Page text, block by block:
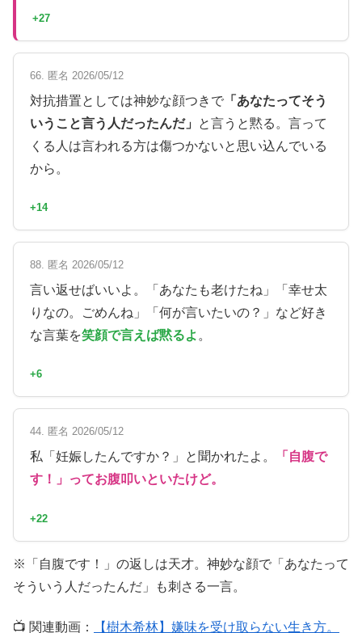
+27
66. 匿名 2026/05/12
対抗措置としては神妙な顔つきで 「あなたってそう
いうこと言う人だったんだ」
と言うと黙る。言って
くる人は言われる方は傷つかないと思い込んでいる
から。
+14
88. 匿名 2026/05/12
言い返せばいいよ。「あなたも老けたね」「幸せ太
りなの。ごめんね」「何が言いたいの？」など好き
な言葉を笑顔で言えば黙るよ 。
+6
44. 匿名 2026/05/12
私「妊娠したんですか？」と聞かれたよ。
「自腹で
す！」ってお腹叩いといたけど。
+22
※「自腹です！」の返しは天才。神妙な顔で「あなたって
そういう人だったんだ」も刺さる一言。
📺 関連動画： 【樹木希林】嫌味を受け取らない生き方。